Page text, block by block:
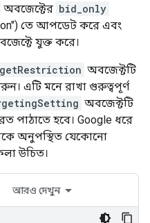
অবজেক্টের bid_only
তে আপডেট করে এবং
যুক্ত করে।
অবজেক্টটি
এটি মনে রাখা গুরুত্বপূর্ণ
অবজেক্টটি
পাঠাতে হবে। Google ধরে
অনুপস্থিত যেকোনো
উচিত।
আরও দেখুন